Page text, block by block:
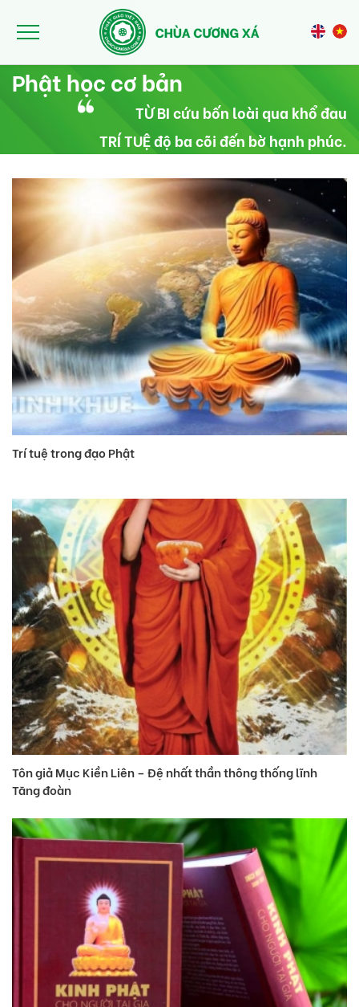
Phật học cơ bản
TỪ BI cứu bốn loài qua khổ đau
TRÍ TUỆ độ ba cõi đến bờ hạnh phúc.
Trí tuệ trong đạo Phật
Tôn giả Mục Kiền Liên – Đệ nhất thần thông thống lĩnh
Tăng đoàn